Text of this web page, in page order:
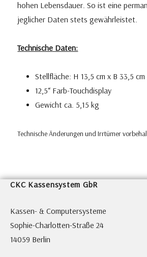
hohen Lebensdauer. So ist eine
jeglicher Daten stets gewährleistet.
Technische Daten:
Stellfläche: H 13,5 cm x B 33,5 cm
12,5“ Farb-Touchdisplay
Gewicht ca. 5,15 kg
Technische Änderungen und Irrtümer
CKC Kassensystem GbR
Kassen- & Computersysteme
Sophie-Charlotten-Straße 24
14059 Berlin